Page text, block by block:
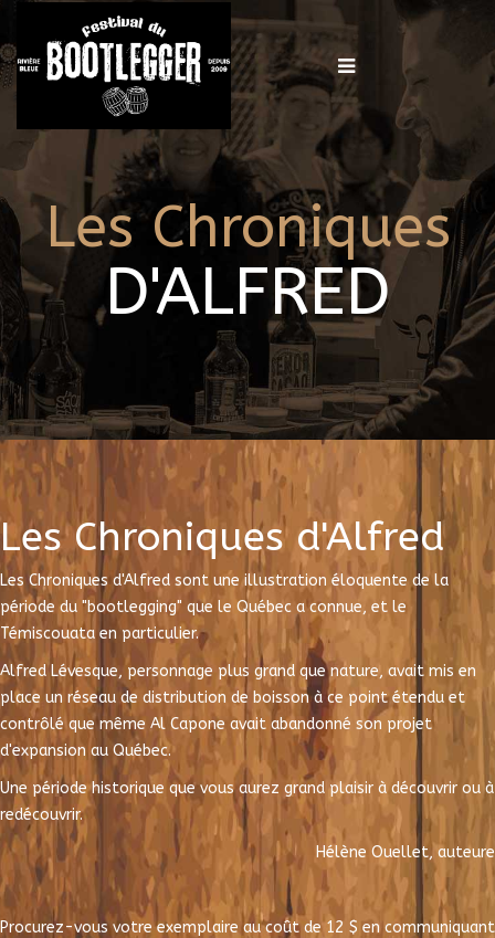
Les Chroniques
D'ALFRED
Les Chroniques d'Alfred
Les Chroniques d'Alfred sont une illustration éloquente de la
période du "bootlegging" que le Québec a connue, et le
Témiscouata en particulier.
Alfred Lévesque, personnage plus grand que nature, avait mis en
place un réseau de distribution de boisson à ce point étendu et
contrôlé que même Al Capone avait abandonné son projet
d'expansion au Québec.
Une période historique que vous aurez grand plaisir à découvrir ou à
redécouvrir.
Hélène Ouellet, auteure
Procurez-vous votre exemplaire au coût de 12 $ en communiquant